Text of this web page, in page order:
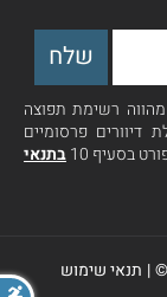
רשימת תפוצה
דיוורים פרסומיים
בסעיף 10
בתנאי
| תנאי שימוש